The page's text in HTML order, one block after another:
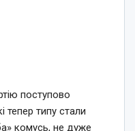
поступово
тепер типу стали
комусь, не дуже